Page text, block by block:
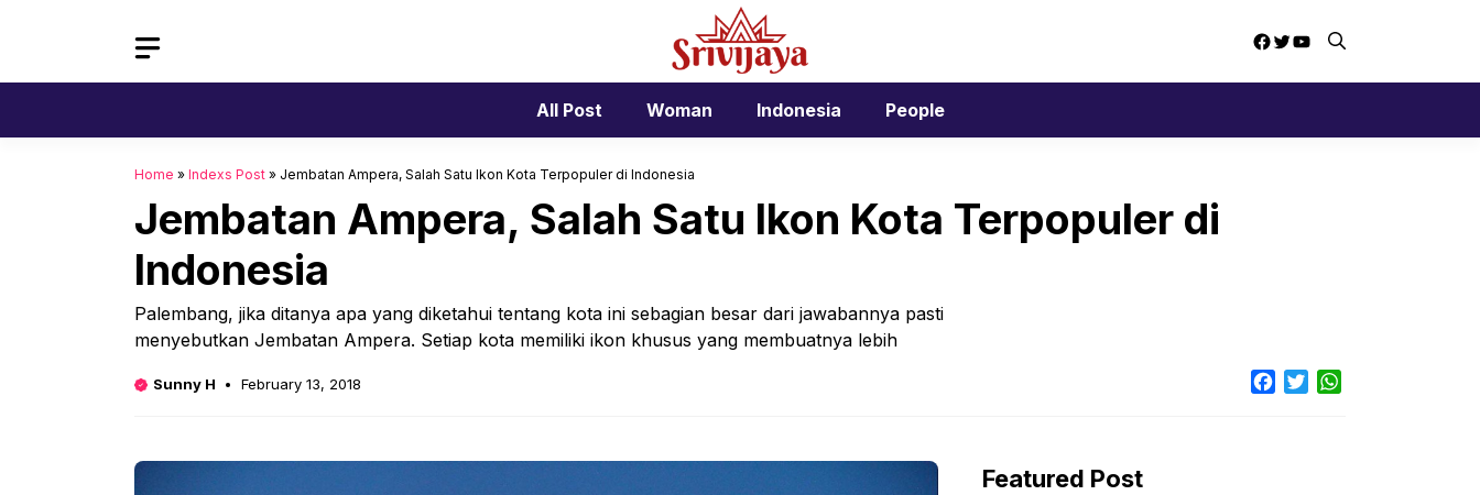
Facebook
Twitter
YouTube
All Post Woman Indonesia People
Home » Indexs Post » Jembatan Ampera, Salah Satu Ikon Kota Terpopuler di Indonesia
Jembatan Ampera, Salah Satu Ikon Kota Terpopuler di
Indonesia
Palembang, jika ditanya apa yang diketahui tentang kota ini sebagian besar dari jawabannya pasti
menyebutkan Jembatan Ampera. Setiap kota memiliki ikon khusus yang membuatnya lebih
Sunny H February 13, 2018 Facebook
Twitter
Featured Post